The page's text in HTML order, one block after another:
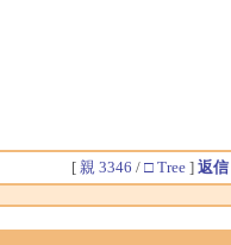
[ 親 3346 / □ Tree] 返信